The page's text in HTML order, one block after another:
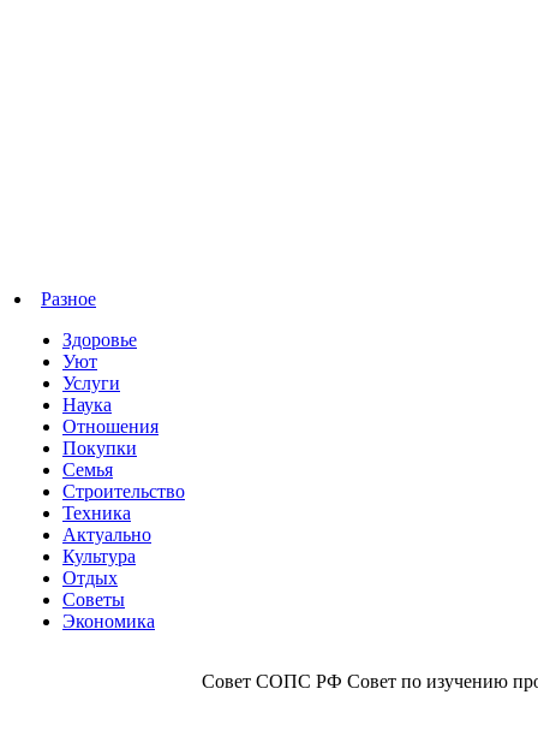
Разное
Здоровье
Уют
Услуги
Наука
Отношения
Покупки
Семья
Строительство
Техника
Актуально
Культура
Отдых
Советы
Экономика
Совет СОПС РФ Совет по изучению